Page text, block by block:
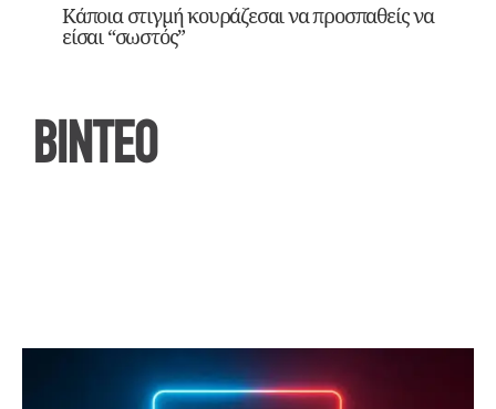
Κάποια στιγμή κουράζεσαι να προσπαθείς να
είσαι “σωστός”
ΒΙΝΤΕΟ